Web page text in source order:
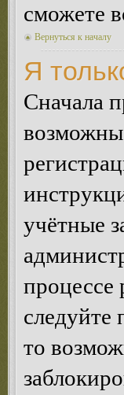
сможете
Вернуться к началу
Я
Сначала
возможны
учётные
процессе
то